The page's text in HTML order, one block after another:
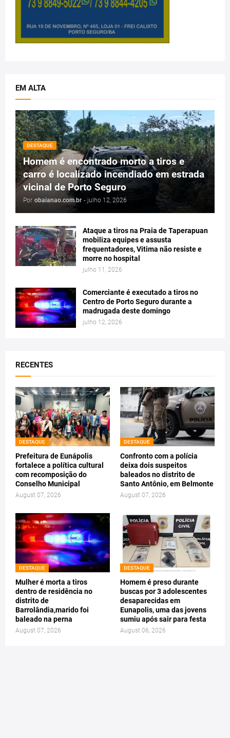
EM ALTA
DESTAQUE
Homem é encontrado morto a tiros e
carro é localizado incendiado em estrada
vicinal de Porto Seguro
Por obaianao.com.br - julho 12, 2026
Ataque a tiros na Praia de Taperapuan
mobiliza equipes e assusta
frequentadores, Vitima não resiste e
morre no hospital
julho 11, 2026
Comerciante é executado a tiros no
Centro de Porto Seguro durante a
madrugada deste domingo
julho 12, 2026
RECENTES
DESTAQUE
Prefeitura de Eunápolis
fortalece a política cultural
com recomposição do
Conselho Municipal
August 07, 2026
DESTAQUE
Confronto com a polícia
deixa dois suspeitos
baleados no distrito de
Santo Antônio, em Belmonte
August 07, 2026
DESTAQUE
Mulher é morta a tiros
dentro de residência no
distrito de
Barrolândia,marido foi
baleado na perna
August 07, 2026
DESTAQUE
Homem é preso durante
buscas por 3 adolescentes
desaparecidas em
Eunapolis, uma das jovens
sumiu após sair para festa
August 06, 2026